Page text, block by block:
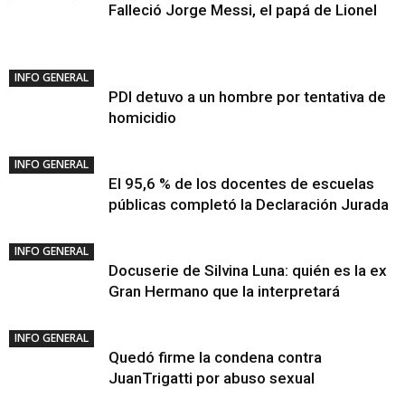
Falleció Jorge Messi, el papá de Lionel
INFO GENERAL
PDI detuvo a un hombre por tentativa de
homicidio
INFO GENERAL
El 95,6 % de los docentes de escuelas
públicas completó la Declaración Jurada
INFO GENERAL
Docuserie de Silvina Luna: quién es la ex
Gran Hermano que la interpretará
INFO GENERAL
Quedó firme la condena contra
JuanTrigatti por abuso sexual